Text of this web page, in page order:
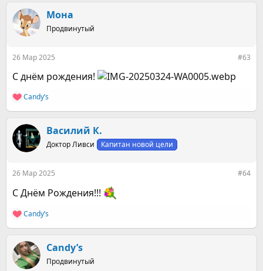
к
ц
и
Мона
Продвинутый
26 Мар 2025 #63
С днём рождения!
Р
е
к
ц
и
Candy’s
Василий К.
Доктор Ливси Капитан новой цели
26 Мар 2025 #64
С Днём Рождения!!!
Р
е
к
ц
и
Candy’s
Candy’s
Продвинутый